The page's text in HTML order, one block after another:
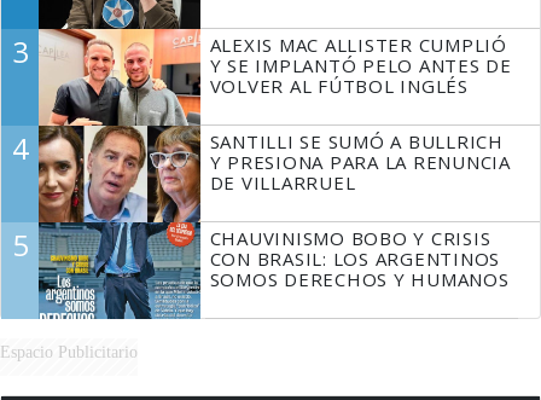
3
ALEXIS MAC ALLISTER CUMPLIÓ
Y SE IMPLANTÓ PELO ANTES DE
VOLVER AL FÚTBOL INGLÉS
4
SANTILLI SE SUMÓ A BULLRICH
Y PRESIONA PARA LA RENUNCIA
DE VILLARRUEL
5
CHAUVINISMO BOBO Y CRISIS
CON BRASIL: LOS ARGENTINOS
SOMOS DERECHOS Y HUMANOS
Espacio Publicitario